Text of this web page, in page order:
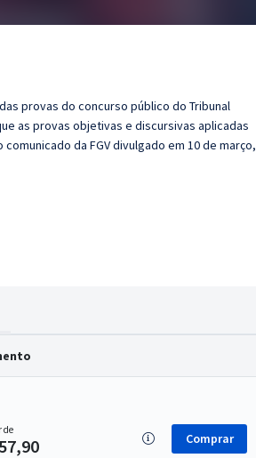
provas do concurso público do Tribunal
as provas objetivas e discursivas aplicadas
da FGV divulgado em 10 de março,
de
57,90 Comprar